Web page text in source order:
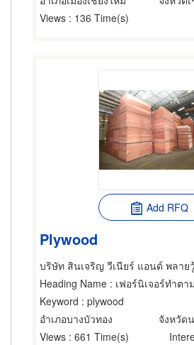
Views : 136 Time(s)
Add RFQ
Plywood
บริษัท สินเจริญ วีเนียร์ แอนด์ พลาย
Heading Name : เฟอร์นิเจอร์ทำตา
Keyword : plywood
อำเภอบางบัวทอง
จังหวัด
Views : 661 Time(s)